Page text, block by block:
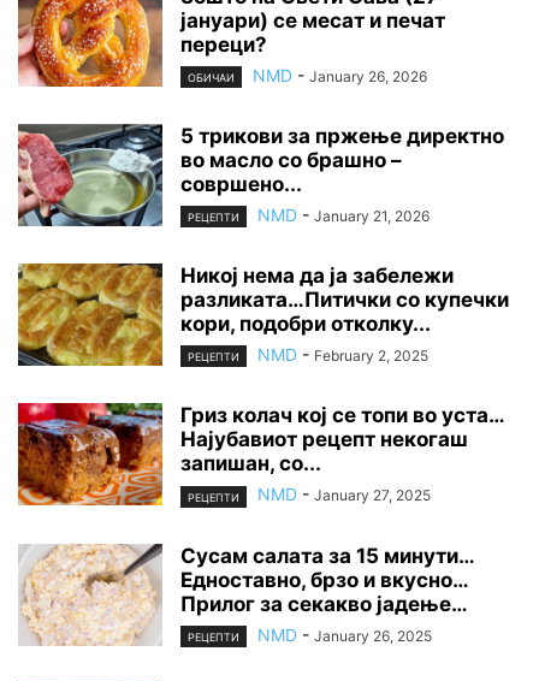
јануари) се месат и печат
переци?
ОБИЧАИ NMD - January 26, 2026
5 трикови за пржење директно
во масло со брашно –
совршено...
РЕЦЕПТИ NMD - January 21, 2026
Никој нема да ја забележи
разликата…Питички со купечки
кори, подобри отколку...
РЕЦЕПТИ NMD - February 2, 2025
Гриз колач кој се топи во уста…
Најубавиот рецепт некогаш
запишан, со...
РЕЦЕПТИ NMD - January 27, 2025
Сусам салата за 15 минути…
Едноставно, брзо и вкусно…
Прилог за секакво јадење…
РЕЦЕПТИ NMD - January 26, 2025